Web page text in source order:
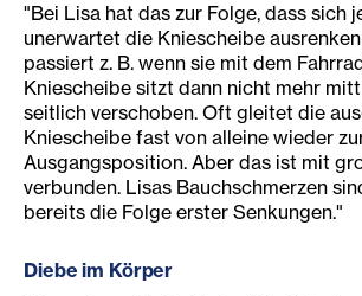
"Bei Lisa hat das zur Folge, dass sich
unerwartet die Kniescheibe
passiert z. B. wenn sie mit dem
Kniescheibe sitzt dann nicht mehr
seitlich verschoben. Oft gleitet die
Kniescheibe fast von alleine wieder
Ausgangsposition. Aber das ist mit
verbunden. Lisas Bauchschmerzen
bereits die Folge erster Senkungen."
Diebe im Körper